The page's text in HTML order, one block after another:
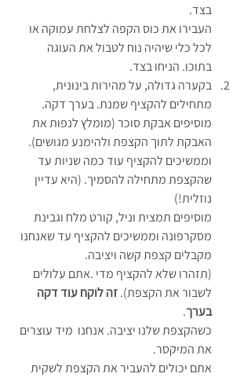
בצד.
העבירו את כוס הקפה לצלחת עמוקה או
לכל כלי שיהיה נוח לטבול את העוגה
בתוכו. הניחו בצד.
בקערה גדולה, על מהירות בינונית,
מתחילים להקציף שמנת. בערך דקה.
מוסיפים אבקת סוכר (מומלץ לנפות את
האבקת לתוך הקצפת ולהימנע מגושים).
וממשיכים להקציף עוד כמה שניות עד
שהקצפת מתחילה להסמיך. (היא עדיין
נוזלית!)
מוסיפים תמצית וניל, קורט מלח וגבינת
מסקרפונה וממשיכים להקציף עד שאנחנו
מקבלים קצפת קשה ויציבה.
(תזהרו שלא להקציף מדי .אתם עלולים
לשבור את הקצפת). זה לוקח עוד דקה
בערך.
כשהקצפת שלנו יציבה. אנחנו  מיד עוצרים
את המיקסר.
אתם יכולים להעביר את הקצפת לשקית